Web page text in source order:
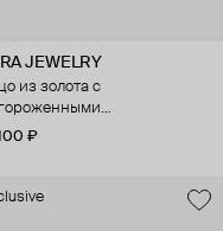
JEWELRY
из золота с
₽